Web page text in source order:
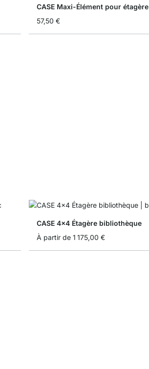
CASE Maxi-Élément pour étagère
57,50 €
CASE 4x4 Étagère bibliothèque
À partir de 1 175,00 €